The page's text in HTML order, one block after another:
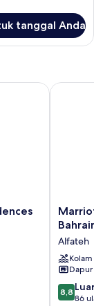
tanggal Anda
Marriott
Bahrain
Alfateh
Alfateh
Dapur
8.8
dari
8,8
86
Marriott